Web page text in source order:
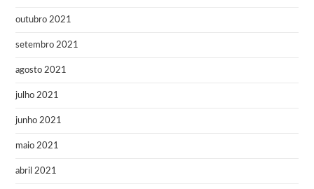
outubro 2021
setembro 2021
agosto 2021
julho 2021
junho 2021
maio 2021
abril 2021